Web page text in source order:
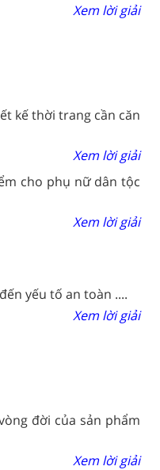
Xem lời giải
kế thời trang cần căn
Xem lời giải
cho phụ nữ dân tộc
Xem lời giải
yếu tố an toàn ....
Xem lời giải
đời của sản phẩm
Xem lời giải